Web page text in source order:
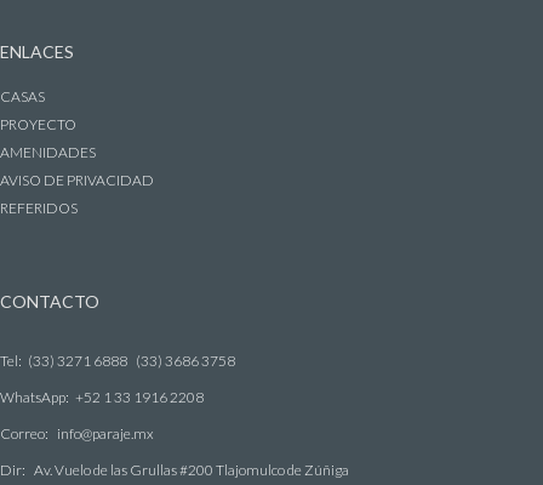
ENLACES
CASAS
PROYECTO
AMENIDADES
AVISO DE PRIVACIDAD
REFERIDOS
CONTACTO
Tel: (33) 3271 6888 (33) 3686 3758
WhatsApp: +52 1 33 1916 2208
Correo: info@paraje.mx
Dir: Av. Vuelo de las Grullas #200 Tlajomulco de Zúñiga